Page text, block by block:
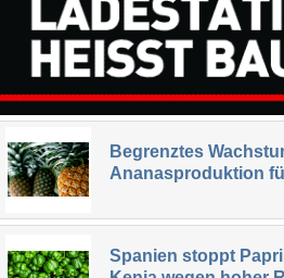
Begrenztes
Ananasproduktion
Spanien stoppt